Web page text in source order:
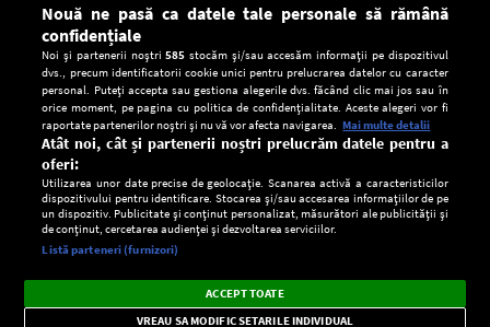
Descarcă gratuit aplicaţia Europa FM pentru smartphone:
Setări:
Dark
Mode
Radio live, podcasturi, știri și alerte
importante.
×
Nouă ne pasă ca datele tale personale să rămână
confidențiale
Noi și partenerii noștri585 stocăm și/sau accesăm informații pe dispozitivul
dvs., precum identificatorii cookie unici pentru prelucrarea datelor cu caracter
personal. Puteți accepta sau gestiona alegerile dvs. făcând clic mai jos sau în
orice moment, pe pagina cu politica de confidențialitate. Aceste alegeri vor fi
raportate partenerilor noștri și nu vă vor afecta navigarea. Mai multe detalii
Atât noi, cât și partenerii noștri prelucrăm datele pentru a
oferi:
Utilizarea unor date precise de geolocație. Scanarea activă a caracteristicilor
dispozitivului pentru identificare. Stocarea și/sau accesarea informațiilor de pe
un dispozitiv. Publicitate și conținut personalizat, măsurători ale publicității și
de conținut, cercetarea audienței și dezvoltarea serviciilor.
Listă parteneri (furnizori)
ACCEPT TOATE
VREAU SA MODIFIC SETARILE INDIVIDUAL